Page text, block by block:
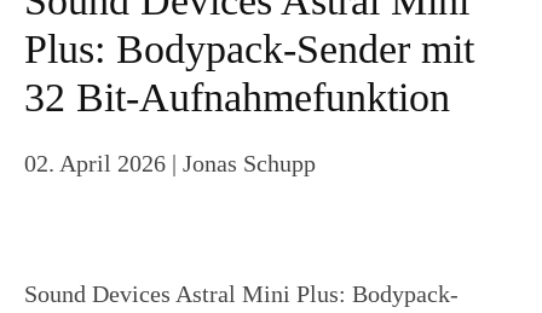
Plus: Bodypack-Sender mit
32 Bit-Aufnahmefunktion
02. April 2026 | Jonas Schupp
Sound Devices Astral Mini Plus: Bodypack-